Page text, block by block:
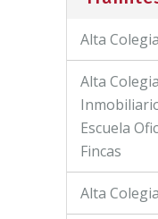
Alta
Alta
Escuela
Fincas
Alta